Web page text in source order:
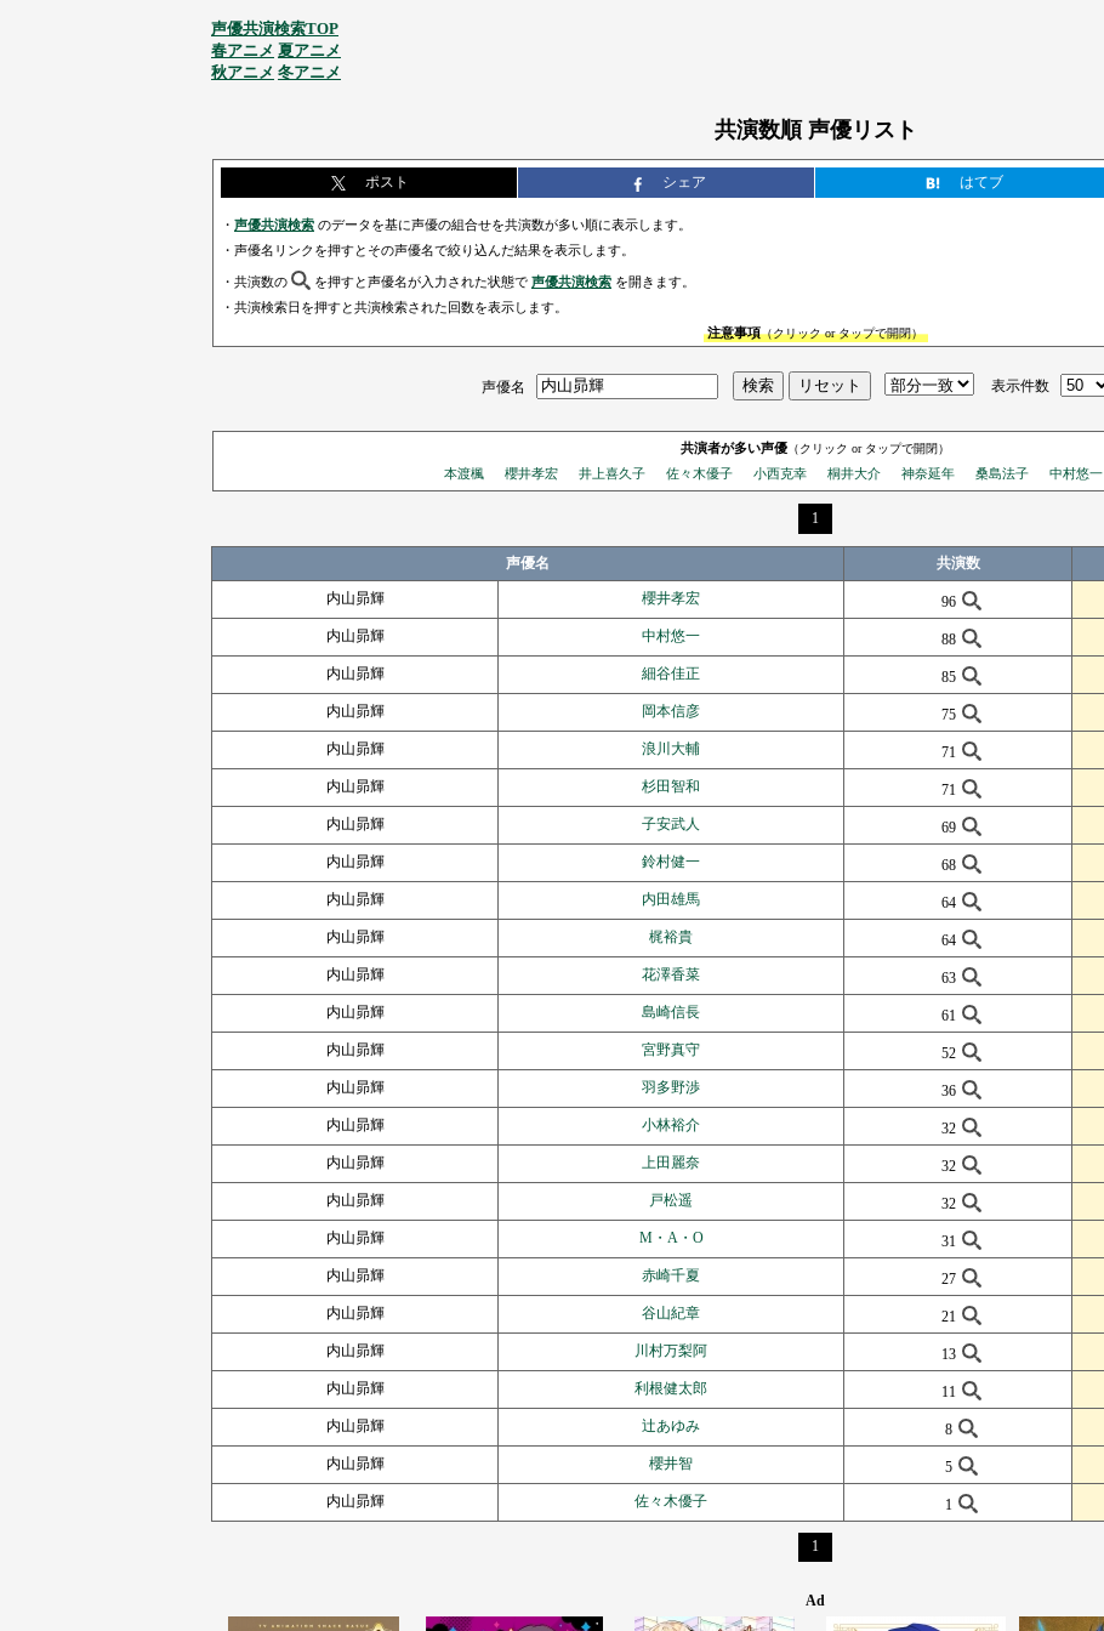
声優共演検索TOP
春アニメ 夏アニメ
秋アニメ 冬アニメ
共演数順 声優リスト
ポスト シェア はてブ
・ 声優共演検索のデータを基に声優の組合せを共演数が多い順に表示します。
・声優名リンクを押すとその声優名で絞り込んだ結果を表示します。
・共演数の を押すと声優名が入力された状態で 声優共演検索を開きます。
・共演検索日を押すと共演検索された回数を表示します。
注意事項（クリック or タップで開閉）
声優名 表示件数
共演者が多い声優 （クリック or タップで開閉）
本渡楓 櫻井孝宏 井上喜久子 佐々木優子 小西克幸 桐井大介 神奈延年 桑島法子 中村悠一
1
声優名 共演数
内山昴輝 櫻井孝宏 96
内山昴輝 中村悠一 88
内山昴輝 細谷佳正 85
内山昴輝 岡本信彦 75
内山昴輝 浪川大輔 71
内山昴輝 杉田智和 71
内山昴輝 子安武人 69
内山昴輝 鈴村健一 68
内山昴輝 内田雄馬 64
内山昴輝 梶裕貴 64
内山昴輝 花澤香菜 63
内山昴輝 島崎信長 61
内山昴輝 宮野真守 52
内山昴輝 羽多野渉 36
内山昴輝 小林裕介 32
内山昴輝 上田麗奈 32
内山昴輝 戸松遥 32
内山昴輝 M・A・O 31
内山昴輝 赤崎千夏 27
内山昴輝 谷山紀章 21
内山昴輝 川村万梨阿 13
内山昴輝 利根健太郎 11
内山昴輝 辻あゆみ 8
内山昴輝 櫻井智 5
内山昴輝 佐々木優子 1
1
Ad